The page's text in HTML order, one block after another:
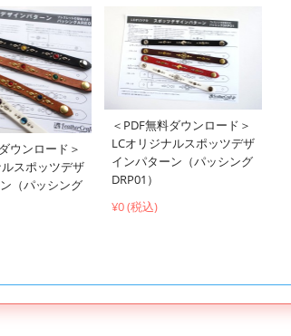
ウンロード＞
スポッツデザ
（パッシング
＜PDF無料ダウンロード＞
LCオリジナルスポッツデザ
インパターン（パッシング
DRP01）
¥0 (税込)